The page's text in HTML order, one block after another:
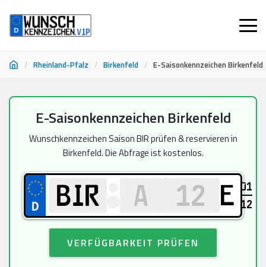
/ Rheinland-Pfalz / Birkenfeld / E-Saisonkennzeichen Birkenfeld
springen
E-Saisonkennzeichen Birkenfeld
Wunschkennzeichen Saison BIR prüfen & reservieren in
Birkenfeld. Die Abfrage ist kostenlos.
E
01
12
VERFÜGBARKEIT PRÜFEN